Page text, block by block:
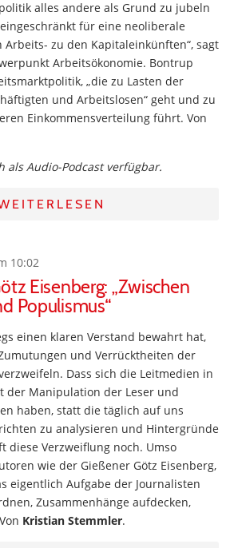
alles andere als Grund zu jubeln
für eine neoliberale
zu den Kapitaleinkünften“, sagt
Arbeitsökonomie. Bontrup
„die zu Lasten der
und Arbeitslosen“ geht und zu
Einkommensverteilung führt. Von
als Audio-Podcast verfügbar.
10:02
Eisenberg: „Zwischen
Populismus“
einen klaren Verstand bewahrt hat,
und Verrücktheiten der
Dass sich die Leitmedien in
der Manipulation der Leser und
haben, statt die täglich auf uns
zu analysieren und Hintergründe
diese Verzweiflung noch. Umso
wie der Gießener Götz Eisenberg,
eigentlich Aufgabe der Journalisten
Zusammenhänge aufdecken,
Kristian Stemmler.